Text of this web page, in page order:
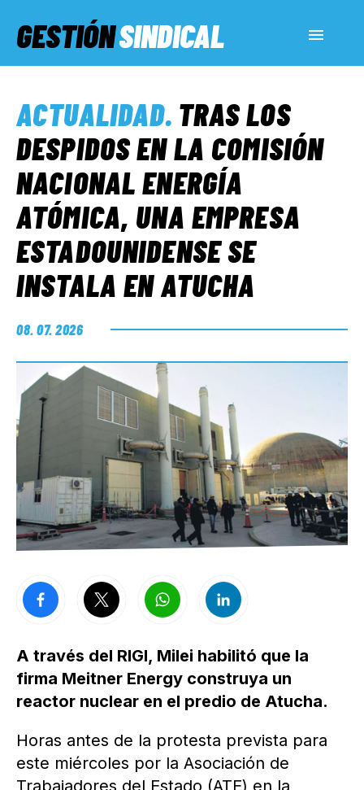
GESTIÓNSINDICAL
SERVICIOS SOCIALES
INFORMES ESPECIALES
FUERA DE MEGÁFONO
ACTUALIDAD. TRAS LOS
DESPIDOS EN LA COMISIÓN
NACIONAL ENERGÍA
ATÓMICA, UNA EMPRESA
ESTADOUNIDENSE SE
INSTALA EN ATUCHA
08. 07. 2026
A través del RIGI, Milei habilitó que la
firma Meitner Energy construya un
reactor nuclear en el predio de Atucha.
Horas antes de la protesta prevista para
este miércoles por la Asociación de
Trabajadores del Estado (ATE) en la